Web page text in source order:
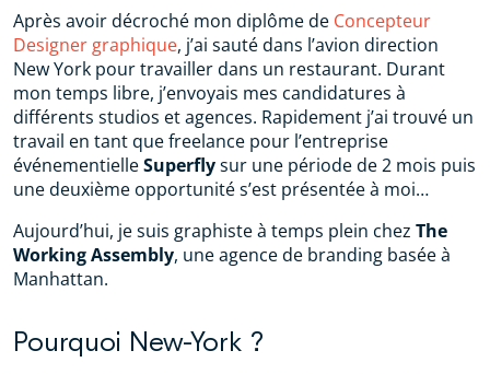
Après avoir décroché mon diplôme de Concepteur
Designer graphique, j’ai sauté dans l’avion direction
New York pour travailler dans un restaurant. Durant
mon temps libre, j’envoyais mes candidatures à
différents studios et agences. Rapidement j’ai trouvé un
travail en tant que freelance pour l’entreprise
événementielleSuperflysur une période de 2 mois puis
une deuxième opportunité s’est présentée à moi…
Aujourd’hui, je suis graphiste à temps plein chez The
Working Assembly, une agence de branding basée à
Manhattan.
Pourquoi New-York ?